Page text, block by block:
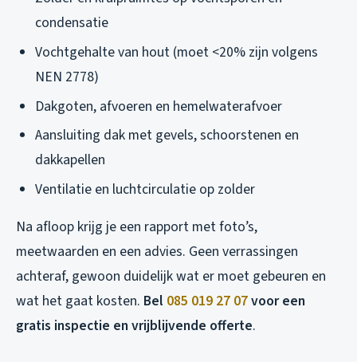
condensatie
Vochtgehalte van hout (moet <20% zijn volgens
NEN 2778)
Dakgoten, afvoeren en hemelwaterafvoer
Aansluiting dak met gevels, schoorstenen en
dakkapellen
Ventilatie en luchtcirculatie op zolder
Na afloop krijg je een rapport met foto’s,
meetwaarden en een advies. Geen verrassingen
achteraf, gewoon duidelijk wat er moet gebeuren en
wat het gaat kosten. Bel 085 019 27 07voor een
gratis inspectie en vrijblijvende offerte.